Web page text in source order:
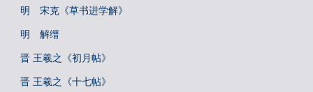
明 宋克《草书进学解》
明 解缙
晋 王羲之《初月帖》
晋 王羲之《十七帖》